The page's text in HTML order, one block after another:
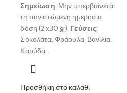
Σημείωση: Μην υπερβαίνεται
τη συνιστώμενη ημερήσια
δόση (2 x30 gr). Γεύσεις:
Σοκολάτα, Φράουλα, Βανίλια,
Καρύδα.
Προσθήκη στο καλάθι